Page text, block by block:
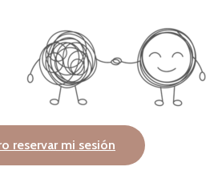
reservar mi sesión